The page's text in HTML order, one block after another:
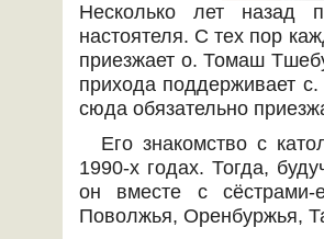
Несколько лет назад
настоятеля. С тех пор
приезжает о. Томаш
прихода поддерживает
сюда обязательно
Его знакомство с
1990-х годах. Тогда,
он вместе с сёстрами-
Поволжья, Оренбуржья,